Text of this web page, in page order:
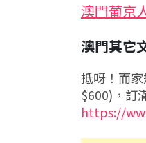
澳門葡京
澳門其它
抵呀！而
$600)，訂
https://